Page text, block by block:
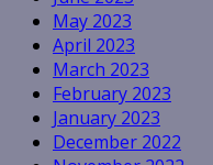
May 2023
April 2023
March 2023
February 2023
January 2023
December 2022